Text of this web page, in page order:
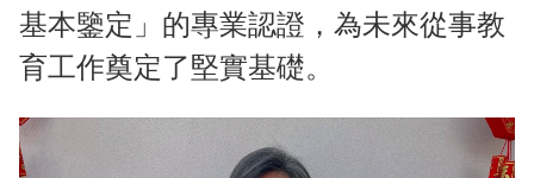
基本鑒定」的專業認證，為未來從事教
育工作奠定了堅實基礎。